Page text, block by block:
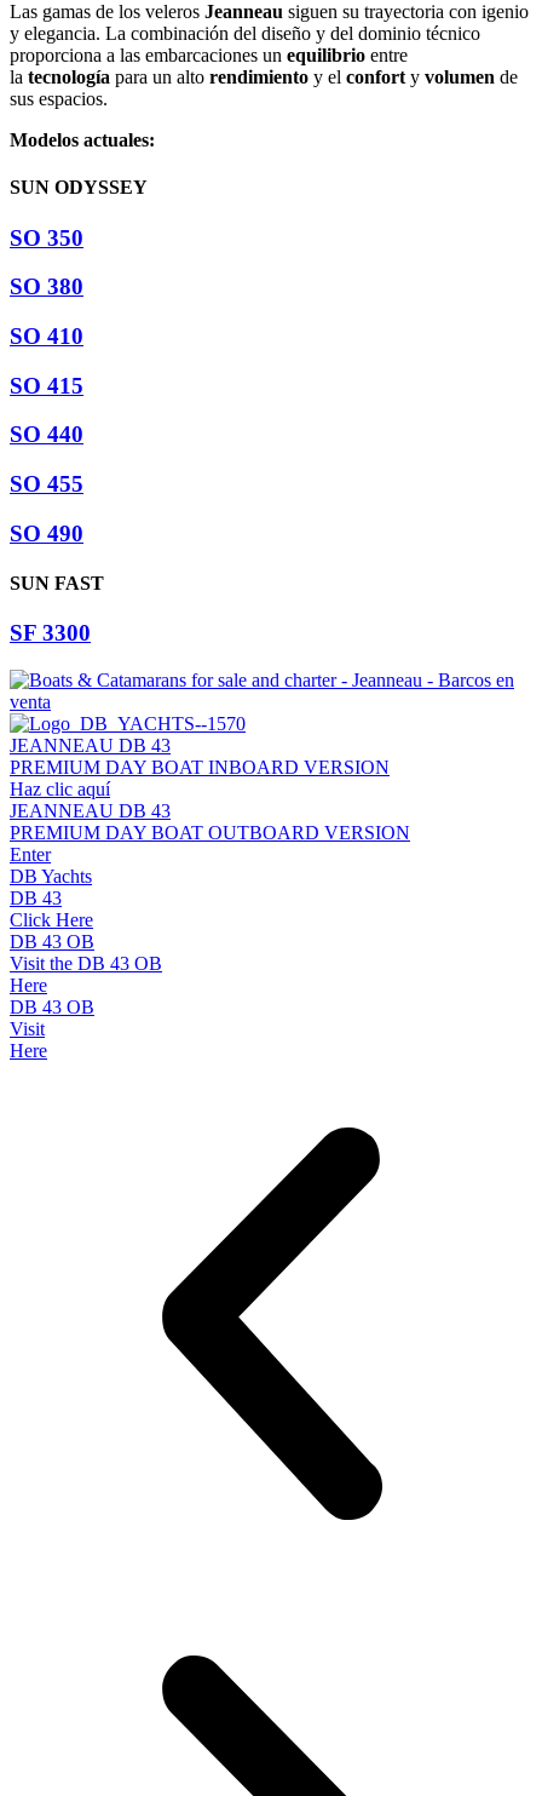
Las gamas de los veleros Jeanneau siguen su trayectoria con igenio
y elegancia. La combinación del diseño y del dominio técnico
proporciona a las embarcaciones un equilibrio entre
la tecnología para un alto rendimiento y el confort y volumen de
sus espacios.
Modelos actuales:
SUN ODYSSEY
SO 350
SO 380
SO 410
SO 415
SO 440
SO 455
SO 490
SUN FAST
SF 3300
JEANNEAU DB 43
PREMIUM DAY BOAT INBOARD VERSION
Haz clic aquí
JEANNEAU DB 43
PREMIUM DAY BOAT OUTBOARD VERSION
Enter
DB Yachts
DB 43
Click Here
DB 43 OB
Visit the DB 43 OB
Here
DB 43 OB
Visit
Here